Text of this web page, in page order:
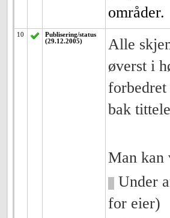
områder.
10
Publisering/status
(29.12.2005)
Alle
øverst i
bak
Man kan
Under
for eier)